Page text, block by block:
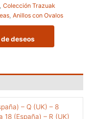
Colección Trazuak
Anillos con Ovalos
deseos
– Q (UK) – 8
18 (España) – R (UK)